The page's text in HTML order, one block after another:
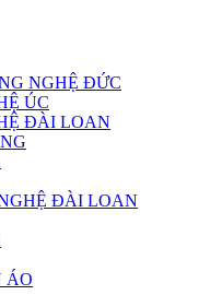
NGHỆ ĐỨC
ÚC
ĐÀI LOAN
ĐÀI LOAN
ÁO